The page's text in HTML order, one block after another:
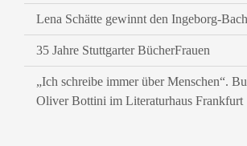
Lena Schätte gewinnt den Ingeborg-
35 Jahre Stuttgarter BücherFrauen
„Ich schreibe immer über Menschen“.
Oliver Bottini im Literaturhaus Frankfurt